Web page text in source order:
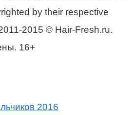
by their respective
2015 © Hair-Fresh.ru.
16+